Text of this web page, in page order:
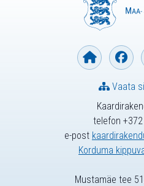
telefon
e-post
Korduma
Vaata
Mustamäe tee